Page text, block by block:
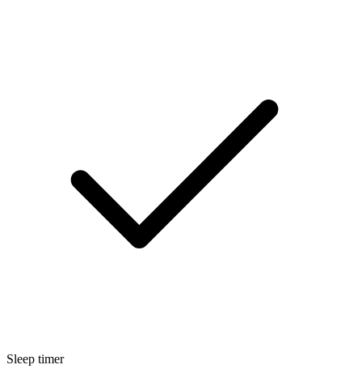
Sleep timer